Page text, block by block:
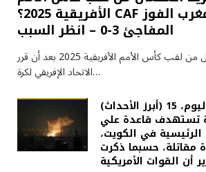
الأفريقية 2025؟ CAF يمنح المغرب الفوز
المفاجئ 3-0 – انظر السبب
تم تجريد السنغال من لقب كأس الأمم الأفريقية 2025 بعد أن قرر
الاتحاد الإفريقي لكرة…
(أبرز الأحداث) الأخبار العاجلة اليوم، 15
تستهدف قاعدة علي
الرئيسية في الكويت،
مقاتلة، حسبما ذكرت